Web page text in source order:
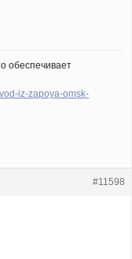
обеспечивает
iz-zapoya-omsk-
#11598